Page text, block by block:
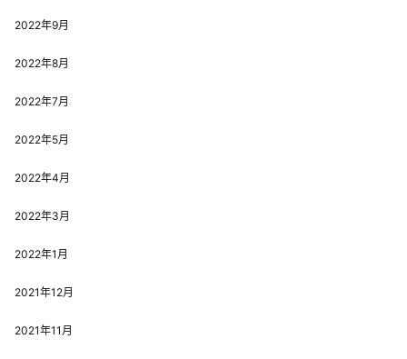
2022年9月
2022年8月
2022年7月
2022年5月
2022年4月
2022年3月
2022年1月
2021年12月
2021年11月